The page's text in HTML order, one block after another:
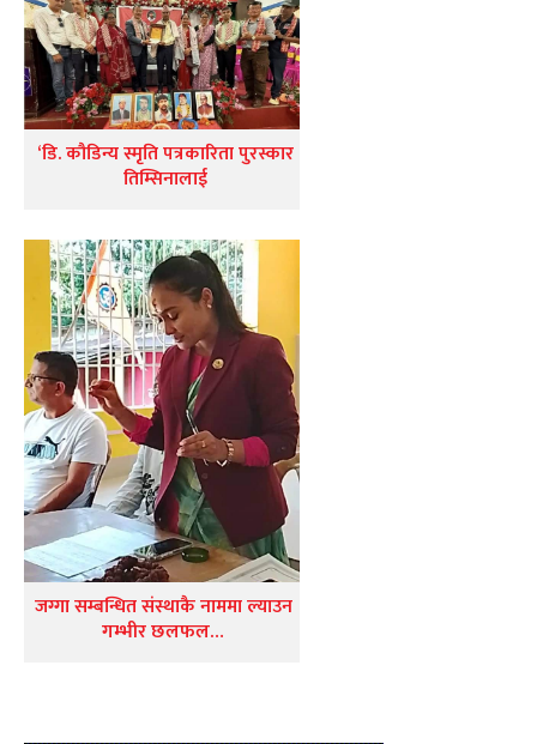
‘डि. कौडिन्य स्मृति पत्रकारिता पुरस्कार
तिम्सिनालाई
जग्गा सम्बन्धित संस्थाकै नाममा ल्याउन
गम्भीर छलफल…